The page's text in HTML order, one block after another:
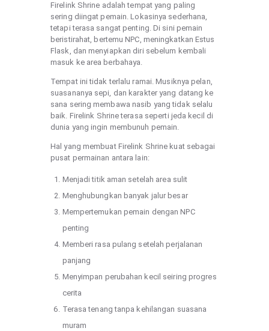
Firelink Shrine adalah tempat yang paling
sering diingat pemain. Lokasinya sederhana,
tetapi terasa sangat penting. Di sini pemain
beristirahat, bertemu NPC, meningkatkan Estus
Flask, dan menyiapkan diri sebelum kembali
masuk ke area berbahaya.
Tempat ini tidak terlalu ramai. Musiknya pelan,
suasananya sepi, dan karakter yang datang ke
sana sering membawa nasib yang tidak selalu
baik. Firelink Shrine terasa seperti jeda kecil di
dunia yang ingin membunuh pemain.
Hal yang membuat Firelink Shrine kuat sebagai
pusat permainan antara lain:
Menjadi titik aman setelah area sulit
Menghubungkan banyak jalur besar
Mempertemukan pemain dengan NPC
penting
Memberi rasa pulang setelah perjalanan
panjang
Menyimpan perubahan kecil seiring progres
cerita
Terasa tenang tanpa kehilangan suasana
muram